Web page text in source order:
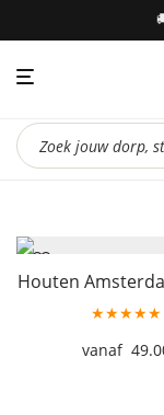
Producten
zoeken
Houten
★★★★★